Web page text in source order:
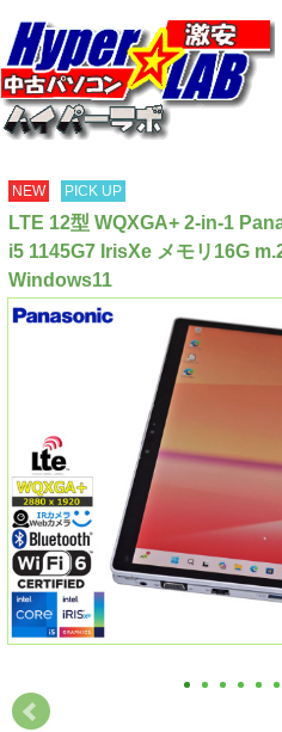
NEW PICK UP
LTE 12型 WQXGA+ 2-in-1
i5 1145G7 IrisXe メモリ16G
Windows11